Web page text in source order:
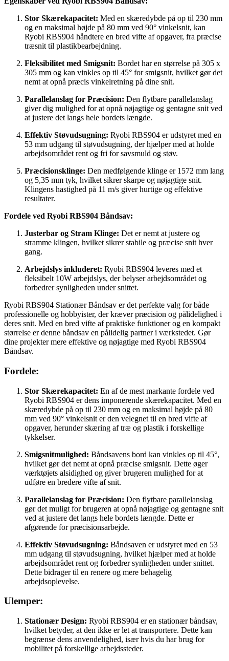
Stor Skærekapacitet: Med en skæredybde på op til 230 mm
og en maksimal højde på 80 mm ved 90° vinkelsnit, kan
Ryobi RBS904 håndtere en bred vifte af opgaver, fra præcise
træsnit til plastikbearbejdning.
Fleksibilitet med Smigsnit: Bordet har en størrelse på 305 x
305 mm og kan vinkles op til 45° for smigsnit, hvilket gør det
nemt at opnå præcis vinkelretning på dine snit.
Parallelanslag for Præcision: Den flytbare parallelanslag
giver dig mulighed for at opnå nøjagtige og gentagne snit ved
at justere det langs hele bordets længde.
Effektiv Støvudsugning: Ryobi RBS904 er udstyret med en
53 mm udgang til støvudsugning, der hjælper med at holde
arbejdsområdet rent og fri for savsmuld og støv.
Præcisionsklinge: Den medfølgende klinge er 1572 mm lang
og 5,35 mm tyk, hvilket sikrer skarpe og nøjagtige snit.
Klingens hastighed på 11 m/s giver hurtige og effektive
resultater.
Fordele ved Ryobi RBS904 Båndsav:
Justerbar og Stram Klinge: Det er nemt at justere og
stramme klingen, hvilket sikrer stabile og præcise snit hver
gang.
Arbejdslys inkluderet: Ryobi RBS904 leveres med et
fleksibelt 10W arbejdslys, der belyser arbejdsområdet og
forbedrer synligheden under snittet.
Ryobi RBS904 Stationær Båndsav er det perfekte valg for både
professionelle og hobbyister, der kræver præcision og pålidelighed i
deres snit. Med en bred vifte af praktiske funktioner og en kompakt
størrelse er denne båndsav en pålidelig partner i værkstedet. Gør
dine projekter mere effektive og nøjagtige med Ryobi RBS904
Båndsav.
Fordele:
Stor Skærekapacitet: En af de mest markante fordele ved
Ryobi RBS904 er dens imponerende skærekapacitet. Med en
skæredybde på op til 230 mm og en maksimal højde på 80
mm ved 90° vinkelsnit er den velegnet til en bred vifte af
opgaver, herunder skæring af træ og plastik i forskellige
tykkelser.
Smigsnitmulighed: Båndsavens bord kan vinkles op til 45°,
hvilket gør det nemt at opnå præcise smigsnit. Dette øger
værktøjets alsidighed og giver brugeren mulighed for at
udføre en bredere vifte af snit.
Parallelanslag for Præcision: Den flytbare parallelanslag
gør det muligt for brugeren at opnå nøjagtige og gentagne snit
ved at justere det langs hele bordets længde. Dette er
afgørende for præcisionsarbejde.
Effektiv Støvudsugning: Båndsaven er udstyret med en 53
mm udgang til støvudsugning, hvilket hjælper med at holde
arbejdsområdet rent og forbedrer synligheden under snittet.
Dette bidrager til en renere og mere behagelig
arbejdsoplevelse.
Ulemper:
Stationær Design: Ryobi RBS904 er en stationær båndsav,
hvilket betyder, at den ikke er let at transportere. Dette kan
begrænse dens anvendelighed, især hvis du har brug for
mobilitet på forskellige arbejdssteder.